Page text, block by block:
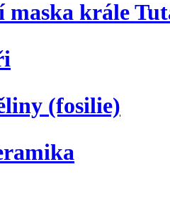
maska krále
(fosilie)